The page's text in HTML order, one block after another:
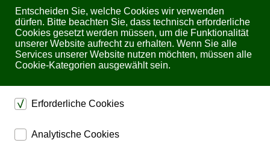
Entscheiden Sie, welche Cookies wir verwenden
dürfen. Bitte beachten Sie, dass technisch erforderliche
Cookies gesetzt werden müssen, um die Funktionalität
unserer Website aufrecht zu erhalten. Wenn Sie alle
Services unserer Website nutzen möchten, müssen alle
Cookie-Kategorien ausgewählt sein.
Erforderliche Cookies
dienen dem technischen einwandfreien Betrieb unserer
Website.
Analytische Cookies
PTN TPUH-PSU12-UL
19-Zoll DC Schaltnetzteil